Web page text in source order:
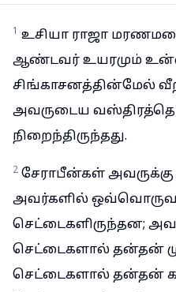
1 உசியா ராஜா
ஆண்டவர் உயரமும்
சிங்காசனத்தின்மேல்
அவருடைய
நிறைந்திருந்தது.
2 சேராபீன்கள்
அவர்களில்
செட்டைகளிருந்தன;
செட்டைகளால் தன்தன்
செட்டைகளால் தன்தன்